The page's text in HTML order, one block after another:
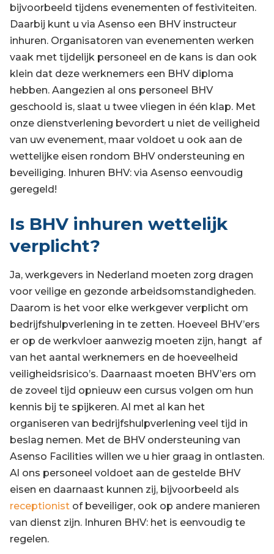
bijvoorbeeld tijdens evenementen of festiviteiten.
Daarbij kunt u via Asenso een BHV instructeur
inhuren. Organisatoren van evenementen werken
vaak met tijdelijk personeel en de kans is dan ook
klein dat deze werknemers een BHV diploma
hebben. Aangezien al ons personeel BHV
geschoold is, slaat u twee vliegen in één klap. Met
onze dienstverlening bevordert u niet de veiligheid
van uw evenement, maar voldoet u ook aan de
wettelijke eisen rondom BHV ondersteuning en
beveiliging. Inhuren BHV: via Asenso eenvoudig
geregeld!
Is BHV inhuren wettelijk
verplicht?
Ja, werkgevers in Nederland moeten zorg dragen
voor veilige en gezonde arbeidsomstandigheden.
Daarom is het voor elke werkgever verplicht om
bedrijfshulpverlening in te zetten. Hoeveel BHV’ers
er op de werkvloer aanwezig moeten zijn, hangt af
van het aantal werknemers en de hoeveelheid
veiligheidsrisico’s. Daarnaast moeten BHV’ers om
de zoveel tijd opnieuw een cursus volgen om hun
kennis bij te spijkeren. Al met al kan het
organiseren van bedrijfshulpverlening veel tijd in
beslag nemen. Met de BHV ondersteuning van
Asenso Facilities willen we u hier graag in ontlasten.
Al ons personeel voldoet aan de gestelde BHV
eisen en daarnaast kunnen zij, bijvoorbeeld als
receptionist of beveiliger, ook op andere manieren
van dienst zijn. Inhuren BHV: het is eenvoudig te
regelen.